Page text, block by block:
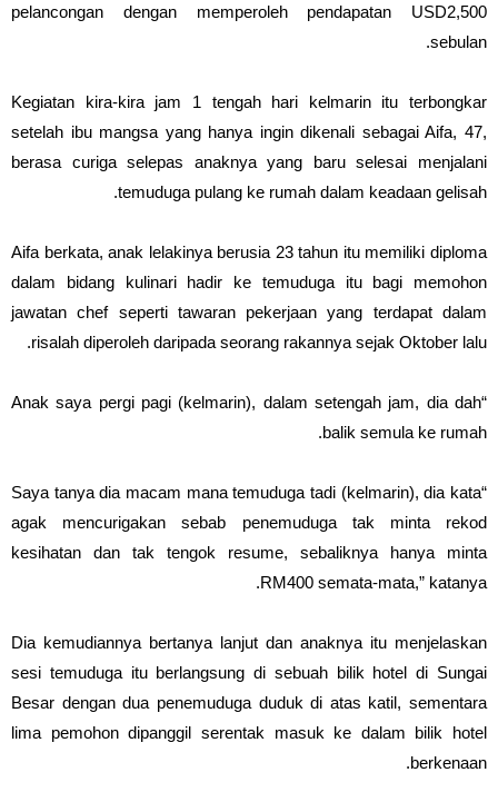
pelancongan dengan memperoleh pendapatan USD2,500
sebulan.
Kegiatan kira-kira jam 1 tengah hari kelmarin itu terbongkar
setelah ibu mangsa yang hanya ingin dikenali sebagai Aifa, 47,
berasa curiga selepas anaknya yang baru selesai menjalani
temuduga pulang ke rumah dalam keadaan gelisah.
Aifa berkata, anak lelakinya berusia 23 tahun itu memiliki diploma
dalam bidang kulinari hadir ke temuduga itu bagi memohon
jawatan chef seperti tawaran pekerjaan yang terdapat dalam
risalah diperoleh daripada seorang rakannya sejak Oktober lalu.
“Anak saya pergi pagi (kelmarin), dalam setengah jam, dia dah
balik semula ke rumah.
“Saya tanya dia macam mana temuduga tadi (kelmarin), dia kata
agak mencurigakan sebab penemuduga tak minta rekod
kesihatan dan tak tengok resume, sebaliknya hanya minta
RM400 semata-mata,” katanya.
Dia kemudiannya bertanya lanjut dan anaknya itu menjelaskan
sesi temuduga itu berlangsung di sebuah bilik hotel di Sungai
Besar dengan dua penemuduga duduk di atas katil, sementara
lima pemohon dipanggil serentak masuk ke dalam bilik hotel
berkenaan.